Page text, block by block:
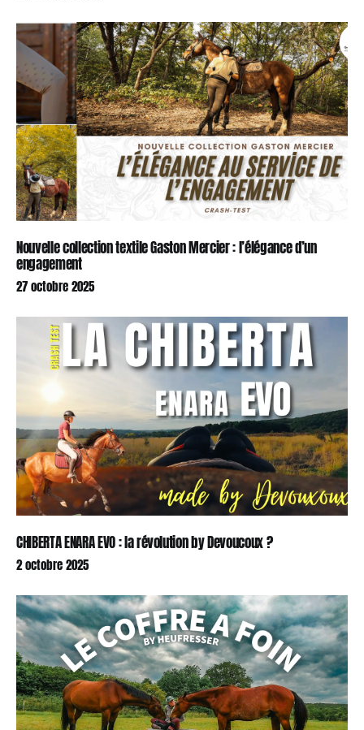
Nouvelle collection textile Gaston Mercier : l’élégance d’un
engagement
27 octobre 2025
CHIBERTA ENARA EVO : la révolution by Devoucoux ?
2 octobre 2025